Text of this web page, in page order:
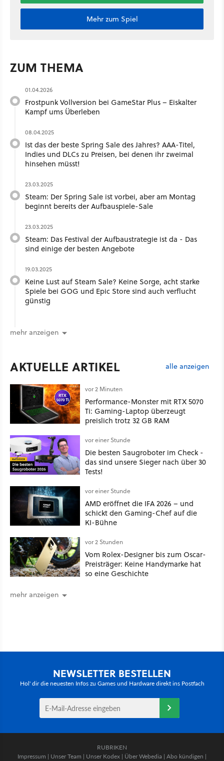
Mehr zum Spiel
ZUM THEMA
01.04.2026
Frostpunk Vollversion bei GameStar Plus – Eiskalter
Kampf ums Überleben
08.04.2025
Ist das der beste Spring Sale des Jahres? AAA-Titel,
Indies und DLCs zu Preisen, bei denen ihr zweimal
hinsehen müsst!
23.03.2025
Steam: Der Spring Sale ist vorbei, aber am Montag
beginnt bereits der Aufbauspiele-Sale
23.03.2025
Steam: Das Festival der Aufbaustrategie ist da - Das
sind einige der besten Angebote
19.03.2025
Keine Lust auf Steam Sale? Keine Sorge, acht starke
Spiele bei GOG und Epic Store sind auch verflucht
günstig
mehr anzeigen
AKTUELLE ARTIKEL alle anzeigen
vor 2 Minuten
Performance-Monster mit RTX 5070
Ti: Gaming-Laptop überzeugt
preislich trotz 32 GB RAM
vor einer Stunde
Die besten Saugroboter im Check -
das sind unsere Sieger nach über 30
Tests!
vor einer Stunde
AMD eröffnet die IFA 2026 – und
schickt den Gaming-Chef auf die
KI-Bühne
vor 2 Stunden
Vom Rolex-Designer bis zum Oscar-
Preisträger: Keine Handymarke hat
so eine Geschichte
mehr anzeigen
NEWSLETTER BESTELLEN
Hol' dir die neuesten Infos zu Games und Hardware direkt ins Postfach
RUBRIKEN
Impressum | Unser Team | Unser Kodex | Über Webedia | Abo kündigen |